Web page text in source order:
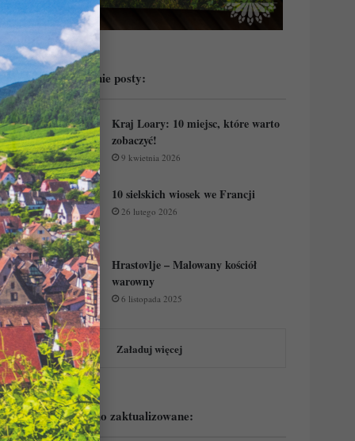
Przeczytaj ostatnie posty:
Kraj Loary: 10 miejsc, które warto
zobaczyć!
9 kwietnia 2026
10 sielskich wiosek we Francji
26 lutego 2026
Hrastovlje – Malowany kościół
warowny
6 listopada 2025
Załaduj więcej
Podejrzyj ostatnio zaktualizowane: